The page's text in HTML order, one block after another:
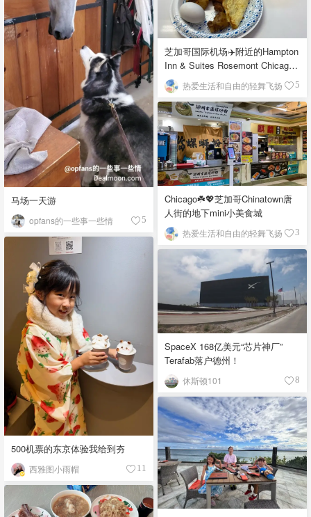
马场一天游
opfans的一些事一些情 5
芝加哥国际机场✈️附近的Hampton
Inn & Suites Rosemont Chicago
O'Hare自助早餐
热爱生活和自由的轻舞飞扬 5
Chicago☘️💖芝加哥Chinatown唐
人街的地下mini小美食城
热爱生活和自由的轻舞飞扬 3
500机票的东京体验我给到夯
西雅图小雨帽 11
SpaceX 168亿美元“芯片神厂”
Terafab落户德州！
休斯顿101 8